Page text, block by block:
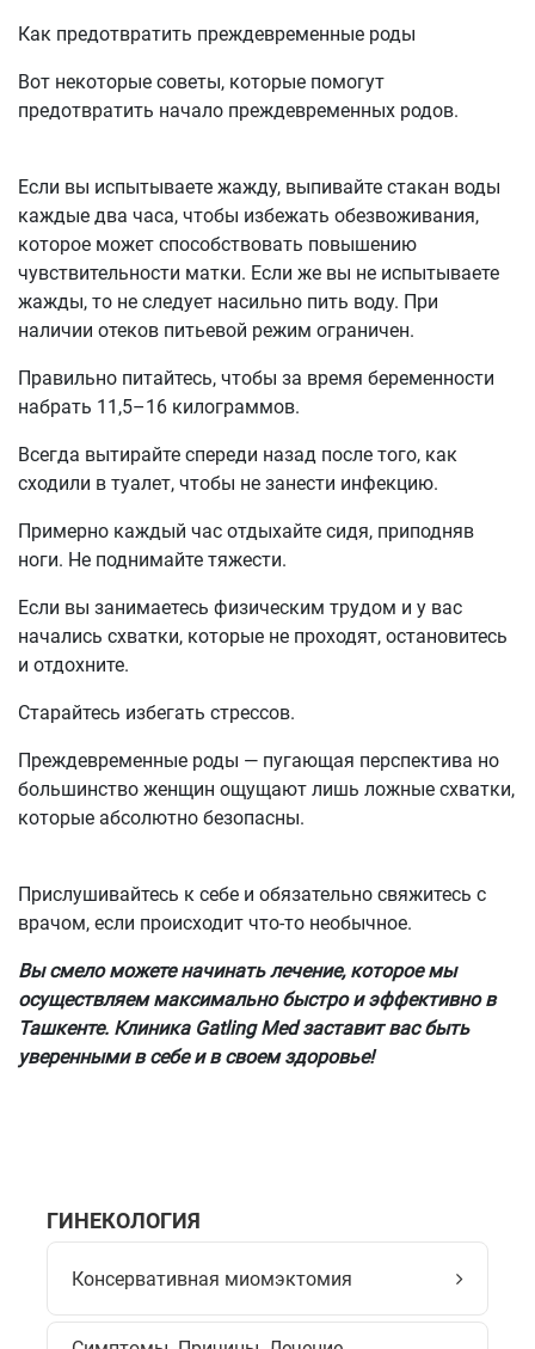
Как предотвратить преждевременные роды
Вот некоторые советы, которые помогут
предотвратить начало преждевременных родов.
Если вы испытываете жажду, выпивайте стакан воды
каждые два часа, чтобы избежать обезвоживания,
которое может способствовать повышению
чувствительности матки. Если же вы не испытываете
жажды, то не следует насильно пить воду. При
наличии отеков питьевой режим ограничен.
Правильно питайтесь, чтобы за время беременности
набрать 11,5–16 килограммов.
Всегда вытирайте спереди назад после того, как
сходили в туалет, чтобы не занести инфекцию.
Примерно каждый час отдыхайте сидя, приподняв
ноги. Не поднимайте тяжести.
Если вы занимаетесь физическим трудом и у вас
начались схватки, которые не проходят, остановитесь
и отдохните.
Старайтесь избегать стрессов.
Преждевременные роды — пугающая перспектива но
большинство женщин ощущают лишь ложные схватки,
которые абсолютно безопасны.
Прислушивайтесь к себе и обязательно свяжитесь с
врачом, если происходит что-то необычное.
Вы смело можете начинать лечение, которое мы
осуществляем максимально быстро и эффективно в
Ташкенте. Клиника Gatling Med заставит вас быть
уверенными в себе и в своем здоровье!
ГИНЕКОЛОГИЯ
Консервативная миомэктомия